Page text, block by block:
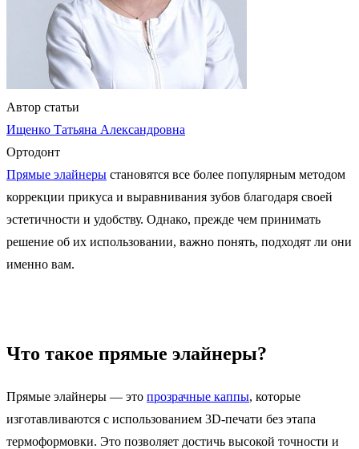
Автор статьи
Ищенко Татьяна Александровна
Ортодонт
Прямые элайнеры становятся все более популярным методом
коррекции прикуса и выравнивания зубов благодаря своей
эстетичности и удобству. Однако, прежде чем принимать
решение об их использовании, важно понять, подходят ли они
именно вам.
Что такое прямые элайнеры?
Прямые элайнеры — это прозрачные каппы, которые
изготавливаются с использованием 3D-печати без этапа
термоформовки. Это позволяет достичь высокой точности и